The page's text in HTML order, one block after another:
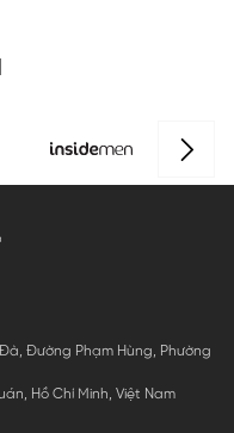
Đà, Đường Phạm Hùng, Phường
Hồ Chí Minh, Việt Nam